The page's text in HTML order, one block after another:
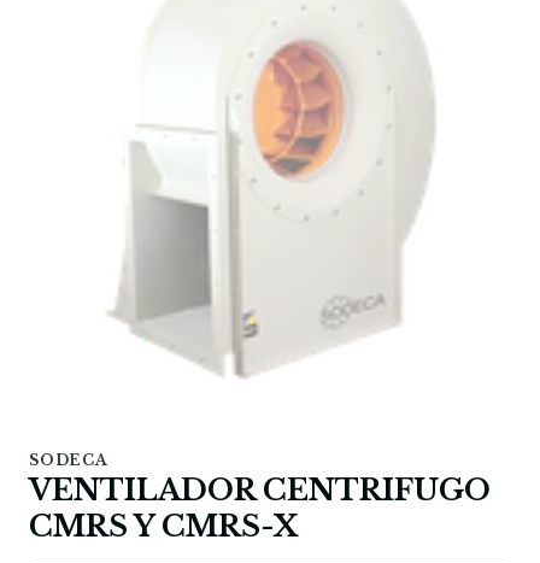
SODECA
VENTILADOR CENTRIFUGO
CMRS Y CMRS-X